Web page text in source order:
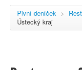
Pivní deníček >
Ústecký kraj